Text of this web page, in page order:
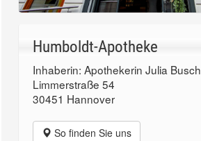
Humboldt-Apotheke
Inhaberin: Apothekerin Julia Busch
Limmerstraße 54
30451 Hannover
So finden Sie uns